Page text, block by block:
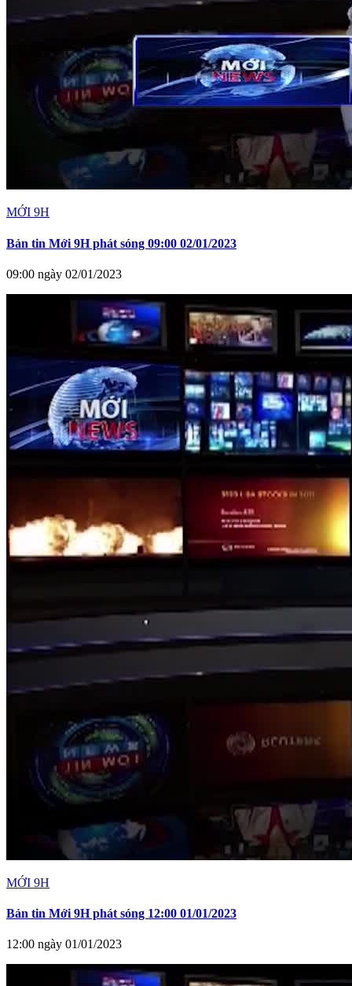
MỚI 9H
Bản tin Mới 9H phát sóng 09:00 02/01/2023
09:00 ngày 02/01/2023
MỚI 9H
Bản tin Mới 9H phát sóng 12:00 01/01/2023
12:00 ngày 01/01/2023